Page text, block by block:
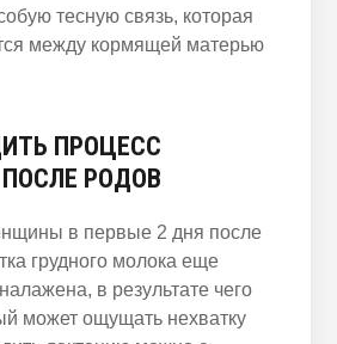
тесную связь, которая
между кормящей матерью
ПРОЦЕСС
РОДОВ
в первые 2 дня после
грудного молока еще
в результате чего
может ощущать нехватку